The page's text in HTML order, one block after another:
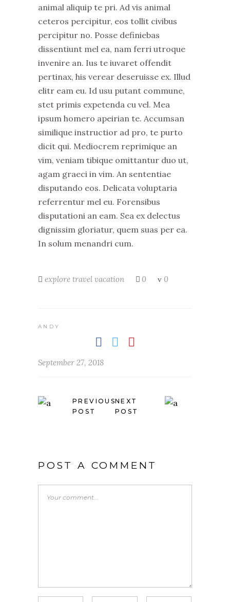
animal aliquip te pri. Ad vis animal
ceteros percipitur, eos tollit civibus
percipitur no. Posse definiebas
dissentiunt mel ea, nam ferri utroque
invenire an. Ius te iuvaret offendit
pertinax, his verear deseruisse ex. Illud
elitr eam eu. Id usu putant commune,
stet primis expetenda cu vel. Mea
ipsum homero apeirian te. Accumsan
similique instructior ad pro, te purto
dicit qui. Mediocrem reprimique an
vim, veniam tibique omittantur duo ut,
agam graeci in vim. An sententiae
disputando eos. Delicata voluptaria
referrentur mel eu. Forensibus
disputationi an eam. Sea ex delectus
dignissim gloriatur, quem suas per ea.
In solum menandri cum.
explore travel vacation 0 0
ANDY
September 27, 2018
PREVIOUS
POST
NEXT
POST
POST A COMMENT